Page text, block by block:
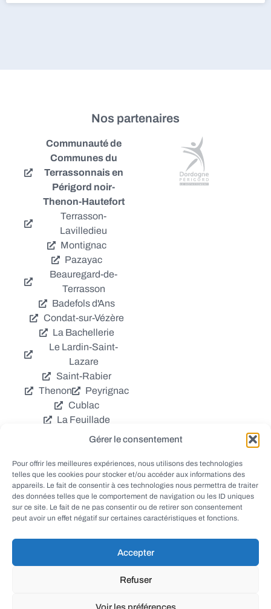
Gérer le consentement
Pour offrir les meilleures expériences, nous utilisons des technologies
telles que les cookies pour stocker et/ou accéder aux informations des
appareils. Le fait de consentir à ces technologies nous permettra de traiter
des données telles que le comportement de navigation ou les ID uniques
sur ce site. Le fait de ne pas consentir ou de retirer son consentement
peut avoir un effet négatif sur certaines caractéristiques et fonctions.
Accepter
Refuser
Voir les préférences
Nos partenaires
Communauté de
Communes du
Terrassonnais en
Périgord noir-
Thenon-Hautefort
Terrasson-
Lavilledieu
Montignac
Pazayac
Beauregard-de-
Terrasson
Badefols d'Ans
Condat-sur-Vézère
La Bachellerie
Le Lardin-Saint-
Lazare
Saint-Rabier
Thenon
Peyrignac
Cublac
La Feuillade
Chavagnac
Coly
Grèzes
Aubas
Villac
Azerat
Ladornac
Tourtoirac